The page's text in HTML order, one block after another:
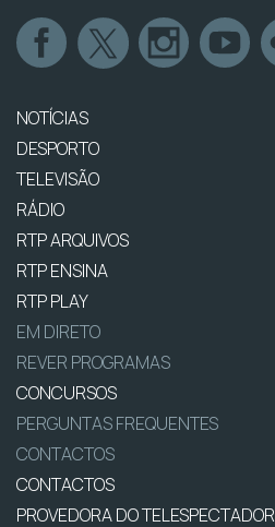
NOTÍCIAS
DESPORTO
TELEVISÃO
RÁDIO
RTP ARQUIVOS
RTP ENSINA
RTP PLAY
EM DIRETO
REVER PROGRAMAS
CONCURSOS
PERGUNTAS FREQUENTES
CONTACTOS
CONTACTOS
PROVEDORA DO TELESPECTADOR